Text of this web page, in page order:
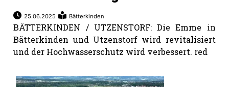
25.06.2025 Bätterkinden
BÄTTERKINDEN / UTZENSTORF: Die Emme in
Bätterkinden und Utzenstorf wird revitalisiert
und der Hochwasserschutz wird verbessert. red